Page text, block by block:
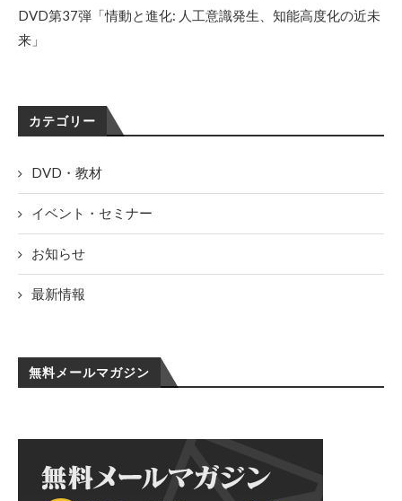
DVD第37弾「情動と進化: 人工意識発生、知能高度化の近未
来」
カテゴリー
DVD・教材
イベント・セミナー
お知らせ
最新情報
無料メールマガジン